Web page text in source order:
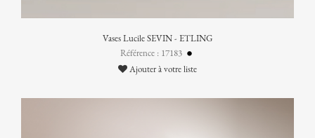
Vases Lucile SEVIN - ETLING
Référence : 17183
Ajouter à votre liste